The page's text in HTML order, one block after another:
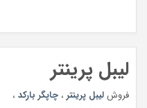
لیبل پرینتر
فروشلیبل پرینتر ، چاپگر بارکد ،